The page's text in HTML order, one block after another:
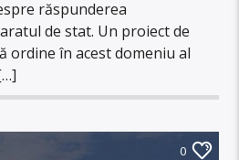
răspunderea
de stat. Un proiect de
ordine în acest domeniu al
0